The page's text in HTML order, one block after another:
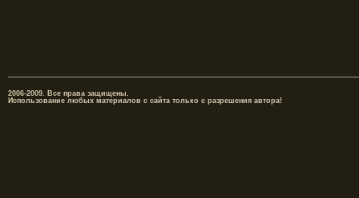
2006-2009. Все права защищены.
Использование любых материалов с сайта только с разрешения автора!